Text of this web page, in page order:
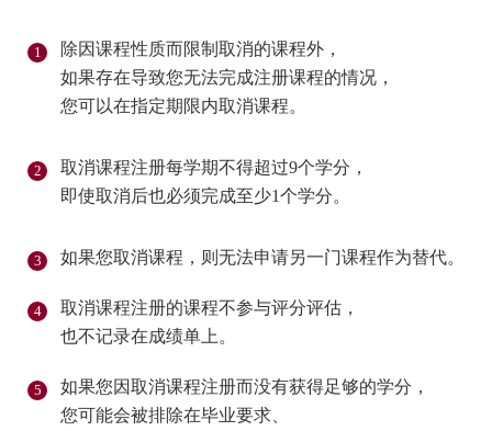
除因课程性质而限制取消的课程外，
如果存在导致您无法完成注册课程的情况，
您可以在指定期限内取消课程。
取消课程注册每学期不得超过9个学分，
即使取消后也必须完成至少1个学分。
如果您取消课程，则无法申请另一门课程作为替代。
取消课程注册的课程不参与评分评估，
也不记录在成绩单上。
如果您因取消课程注册而没有获得足够的学分，
您可能会被排除在毕业要求、